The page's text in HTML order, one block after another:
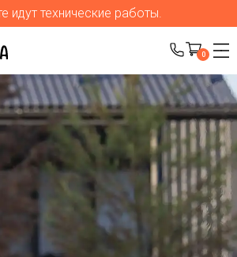
идут технические работы.
0